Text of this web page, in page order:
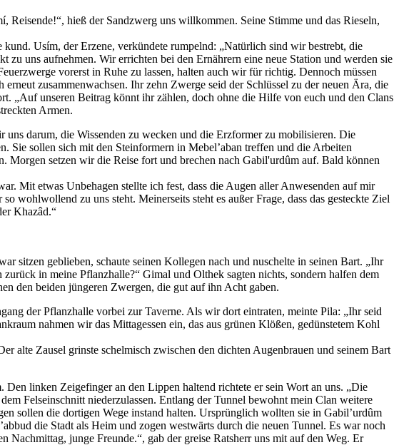
Reisende!“, hieß der Sandzwerg uns willkommen. Seine Stimme und das Rieseln,
Usím, der Erzene, verkündete rumpelnd: „Natürlich sind wir bestrebt, die
uns aufnehmen. Wir errichten bei den Ernährern eine neue Station und werden sie
vorerst in Ruhe zu lassen, halten auch wir für richtig. Dennoch müssen
zusammenwachsen. Ihr zehn Zwerge seid der Schlüssel zu der neuen Ära, die
„Auf unseren Beitrag könnt ihr zählen, doch ohne die Hilfe von euch und den Clans
Armen.
darum, die Wissenden zu wecken und die Erzformer zu mobilisieren. Die
Sie sollen sich mit den Steinformern in Mebel’aban treffen und die Arbeiten
Morgen setzen wir die Reise fort und brechen nach Gabil'urdûm auf. Bald können
Mit etwas Unbehagen stellte ich fest, dass die Augen aller Anwesenden auf mir
wohlwollend zu uns steht. Meinerseits steht es außer Frage, dass das gesteckte Ziel
Khazâd.“
sitzen geblieben, schaute seinen Kollegen nach und nuschelte in seinen Bart. „Ihr
in meine Pflanzhalle?“ Gimal und Olthek sagten nichts, sondern halfen dem
den beiden jüngeren Zwergen, die gut auf ihn Acht gaben.
der Pflanzhalle vorbei zur Taverne. Als wir dort eintraten, meinte Pila: „Ihr seid
nahmen wir das Mittagessen ein, das aus grünen Klößen, gedünstetem Kohl
alte Zausel grinste schelmisch zwischen den dichten Augenbrauen und seinem Bart
linken Zeigefinger an den Lippen haltend richtete er sein Wort an uns. „Die
Felseinschnitt niederzulassen. Entlang der Tunnel bewohnt mein Clan weitere
sollen die dortigen Wege instand halten. Ursprünglich wollten sie in Gabil’urdûm
die Stadt als Heim und zogen westwärts durch die neuen Tunnel. Es war noch
junge Freunde.“, gab der greise Ratsherr uns mit auf den Weg. Er